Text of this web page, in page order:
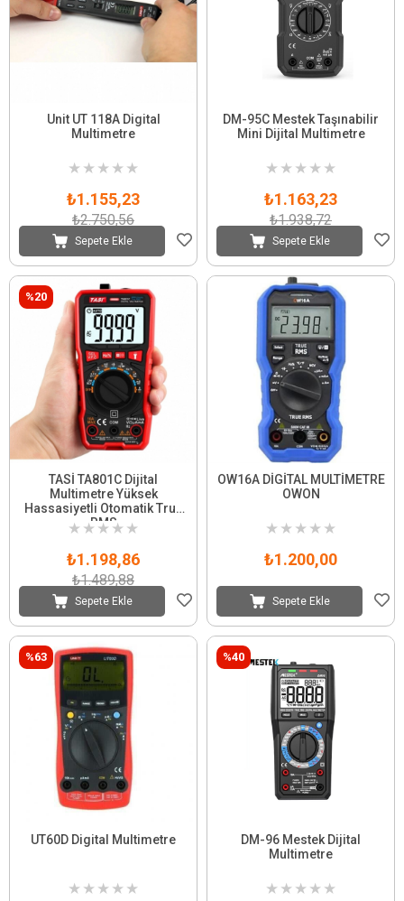
Unit UT 118A Digital
Multimetre
★ ★ ★ ★ ★
₺1.155,23
₺2.750,56
Sepete Ekle
DM-95C Mestek Taşınabilir
Mini Dijital Multimetre
★ ★ ★ ★ ★
₺1.163,23
₺1.938,72
Sepete Ekle
TASİ TA801C Dijital
Multimetre Yüksek
Hassasiyetli Otomatik True
RMS
★ ★ ★ ★ ★
₺1.198,86
₺1.489,88
Sepete Ekle
%20
OW16A DİGİTAL MULTİMETRE
OWON
★ ★ ★ ★ ★
₺1.200,00
Sepete Ekle
UT60D Digital Multimetre
★ ★ ★ ★ ★
%63
DM-96 Mestek Dijital
Multimetre
★ ★ ★ ★ ★
%40